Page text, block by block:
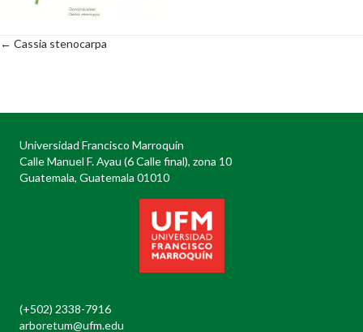
Posts
← Cassia stenocarpa
Universidad Francisco Marroquín
Calle Manuel F. Ayau (6 Calle final), zona 10
Guatemala, Guatemala 01010
(+502) 2338-7916
arboretum@ufm.edu